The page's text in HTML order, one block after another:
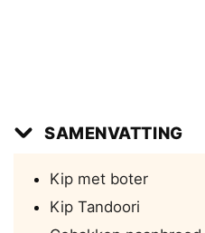
SAMENVATTING
Kip met boter
Kip Tandoori